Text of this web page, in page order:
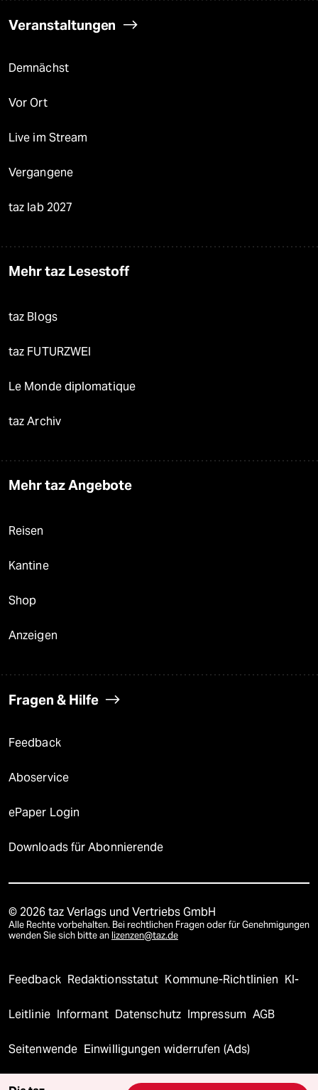
Veranstaltungen
Demnächst
Vor Ort
Live im Stream
Vergangene
taz lab 2027
Mehr taz Lesestoff
taz Blogs
taz FUTURZWEI
Le Monde diplomatique
taz Archiv
Mehr taz Angebote
Reisen
Kantine
Shop
Anzeigen
Fragen & Hilfe
Feedback
Aboservice
ePaper Login
Downloads für Abonnierende
© 2026 taz Verlags und Vertriebs GmbH
Alle Rechte vorbehalten. Bei rechtlichen Fragen oder für Genehmigungen
wenden Sie sich bitte an lizenzen@taz.de
Feedback Redaktionsstatut Kommune-Richtlinien KI-
Leitlinie Informant Datenschutz Impressum AGB
Seitenwende Einwilligungen widerrufen (Ads)